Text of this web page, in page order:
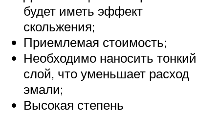
будет иметь эффект
скольжения;
Приемлемая стоимость;
Необходимо наносить тонкий
слой, что уменьшает расход
эмали;
Высокая степень